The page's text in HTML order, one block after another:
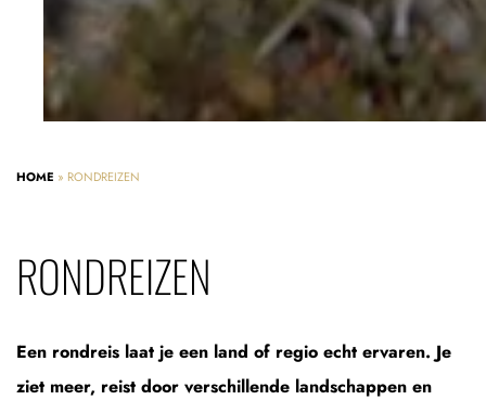
HOME » RONDREIZEN
RONDREIZEN
Een rondreis laat je een land of regio echt ervaren. Je
ziet meer, reist door verschillende landschappen en